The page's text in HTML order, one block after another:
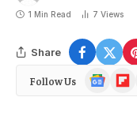
1 Min Read 7 Views
Share
Follow Us
Google
News